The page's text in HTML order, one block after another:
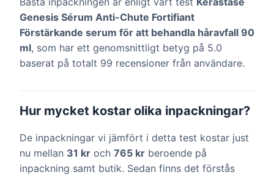
Genesis Sérum Anti-Chute Fortifiant
Förstärkande serum för att behandla håravfall 90
ml, som har ett genomsnittligt betyg på 5.0
baserat på totalt 99 recensioner från användare.
Hur mycket kostar olika inpackningar?
De inpackningar vi jämfört i detta test kostar just
nu mellan 31 kr och 765 kr beroende på
inpackning samt butik. Sedan finns det förstås